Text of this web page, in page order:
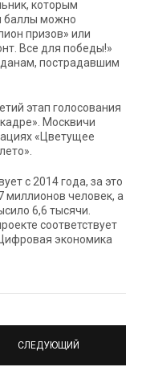
которым
баллы можно
призов» или
Все для победы!»
пострадавшим
этап голосования
Москвичи
«Цветущее
с 2014 года, за это
миллионов человек, а
6,6 тысячи.
соответствует
экономика
СЛЕДУЮЩИЙ